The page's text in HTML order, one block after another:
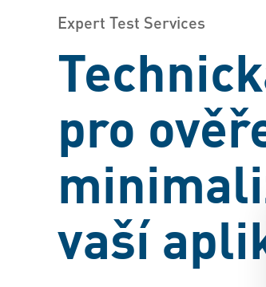
Expert Test Services
pro
vaší